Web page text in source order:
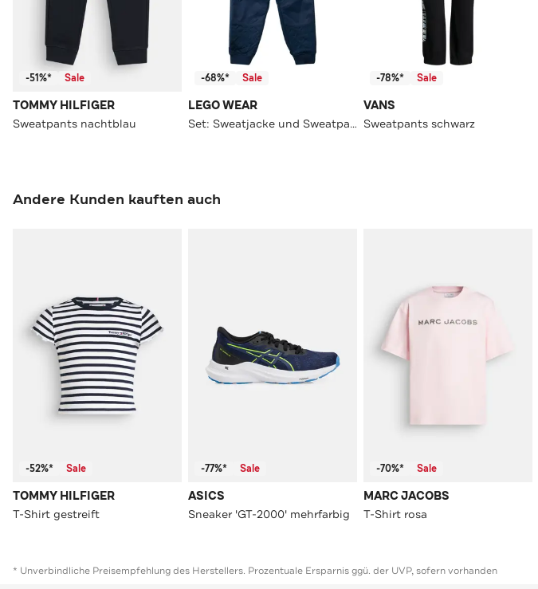
-51%* Sale
TOMMY HILFIGER
Sweatpants nachtblau
-68%* Sale
LEGO WEAR
Set: Sweatjacke und Sweatpants navy
-78%* Sale
VANS
Sweatpants schwarz
Andere Kunden kauften auch
-52%* Sale
TOMMY HILFIGER
T-Shirt gestreift
-77%* Sale
ASICS
Sneaker 'GT-2000' mehrfarbig
-70%* Sale
MARC JACOBS
T-Shirt rosa
* Unverbindliche Preisempfehlung des Herstellers. Prozentuale Ersparnis ggü. der UVP, sofern vorhanden